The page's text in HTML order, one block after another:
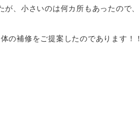
が、小さいのは何カ所もあったので、
の補修をご提案したのであります！！